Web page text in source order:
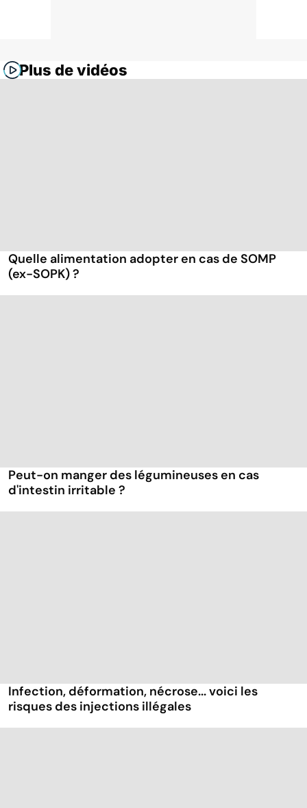
Plus de vidéos
Quelle alimentation adopter en cas de SOMP
(ex-SOPK) ?
Peut-on manger des légumineuses en cas
d'intestin irritable ?
Infection, déformation, nécrose... voici les
risques des injections illégales